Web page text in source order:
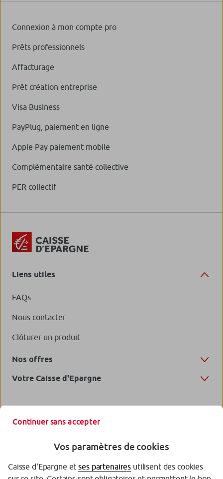
Connexion à mon compte pro
Prêts professionnels
Affacturage
Prêt création entreprise
Visa Business
PayPlug, paiement en ligne
Apple Pay paiement mobile
Complémentaire santé collective
PER collectif
Liens utiles
FAQs
Nous contacter
Clôturer un produit
Nos offres
Votre Caisse d'Epargne
Continuer sans accepter
Vos paramètres de cookies
Caisse d'Epargne etses partenaires utilisent des cookies